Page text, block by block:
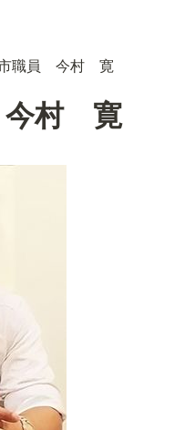
職員 今村 寛
今村 寛